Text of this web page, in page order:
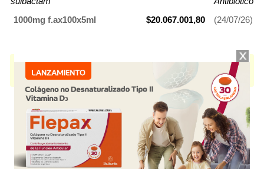
1000mg f.ax100x5ml
$20.067.001,80 (24/07/26)
Antibiótico
. Es
producido porBagóy cuenta con 1 presentación disponible.
Explorar más
Otros productos con
sulbactam
Otros productos de